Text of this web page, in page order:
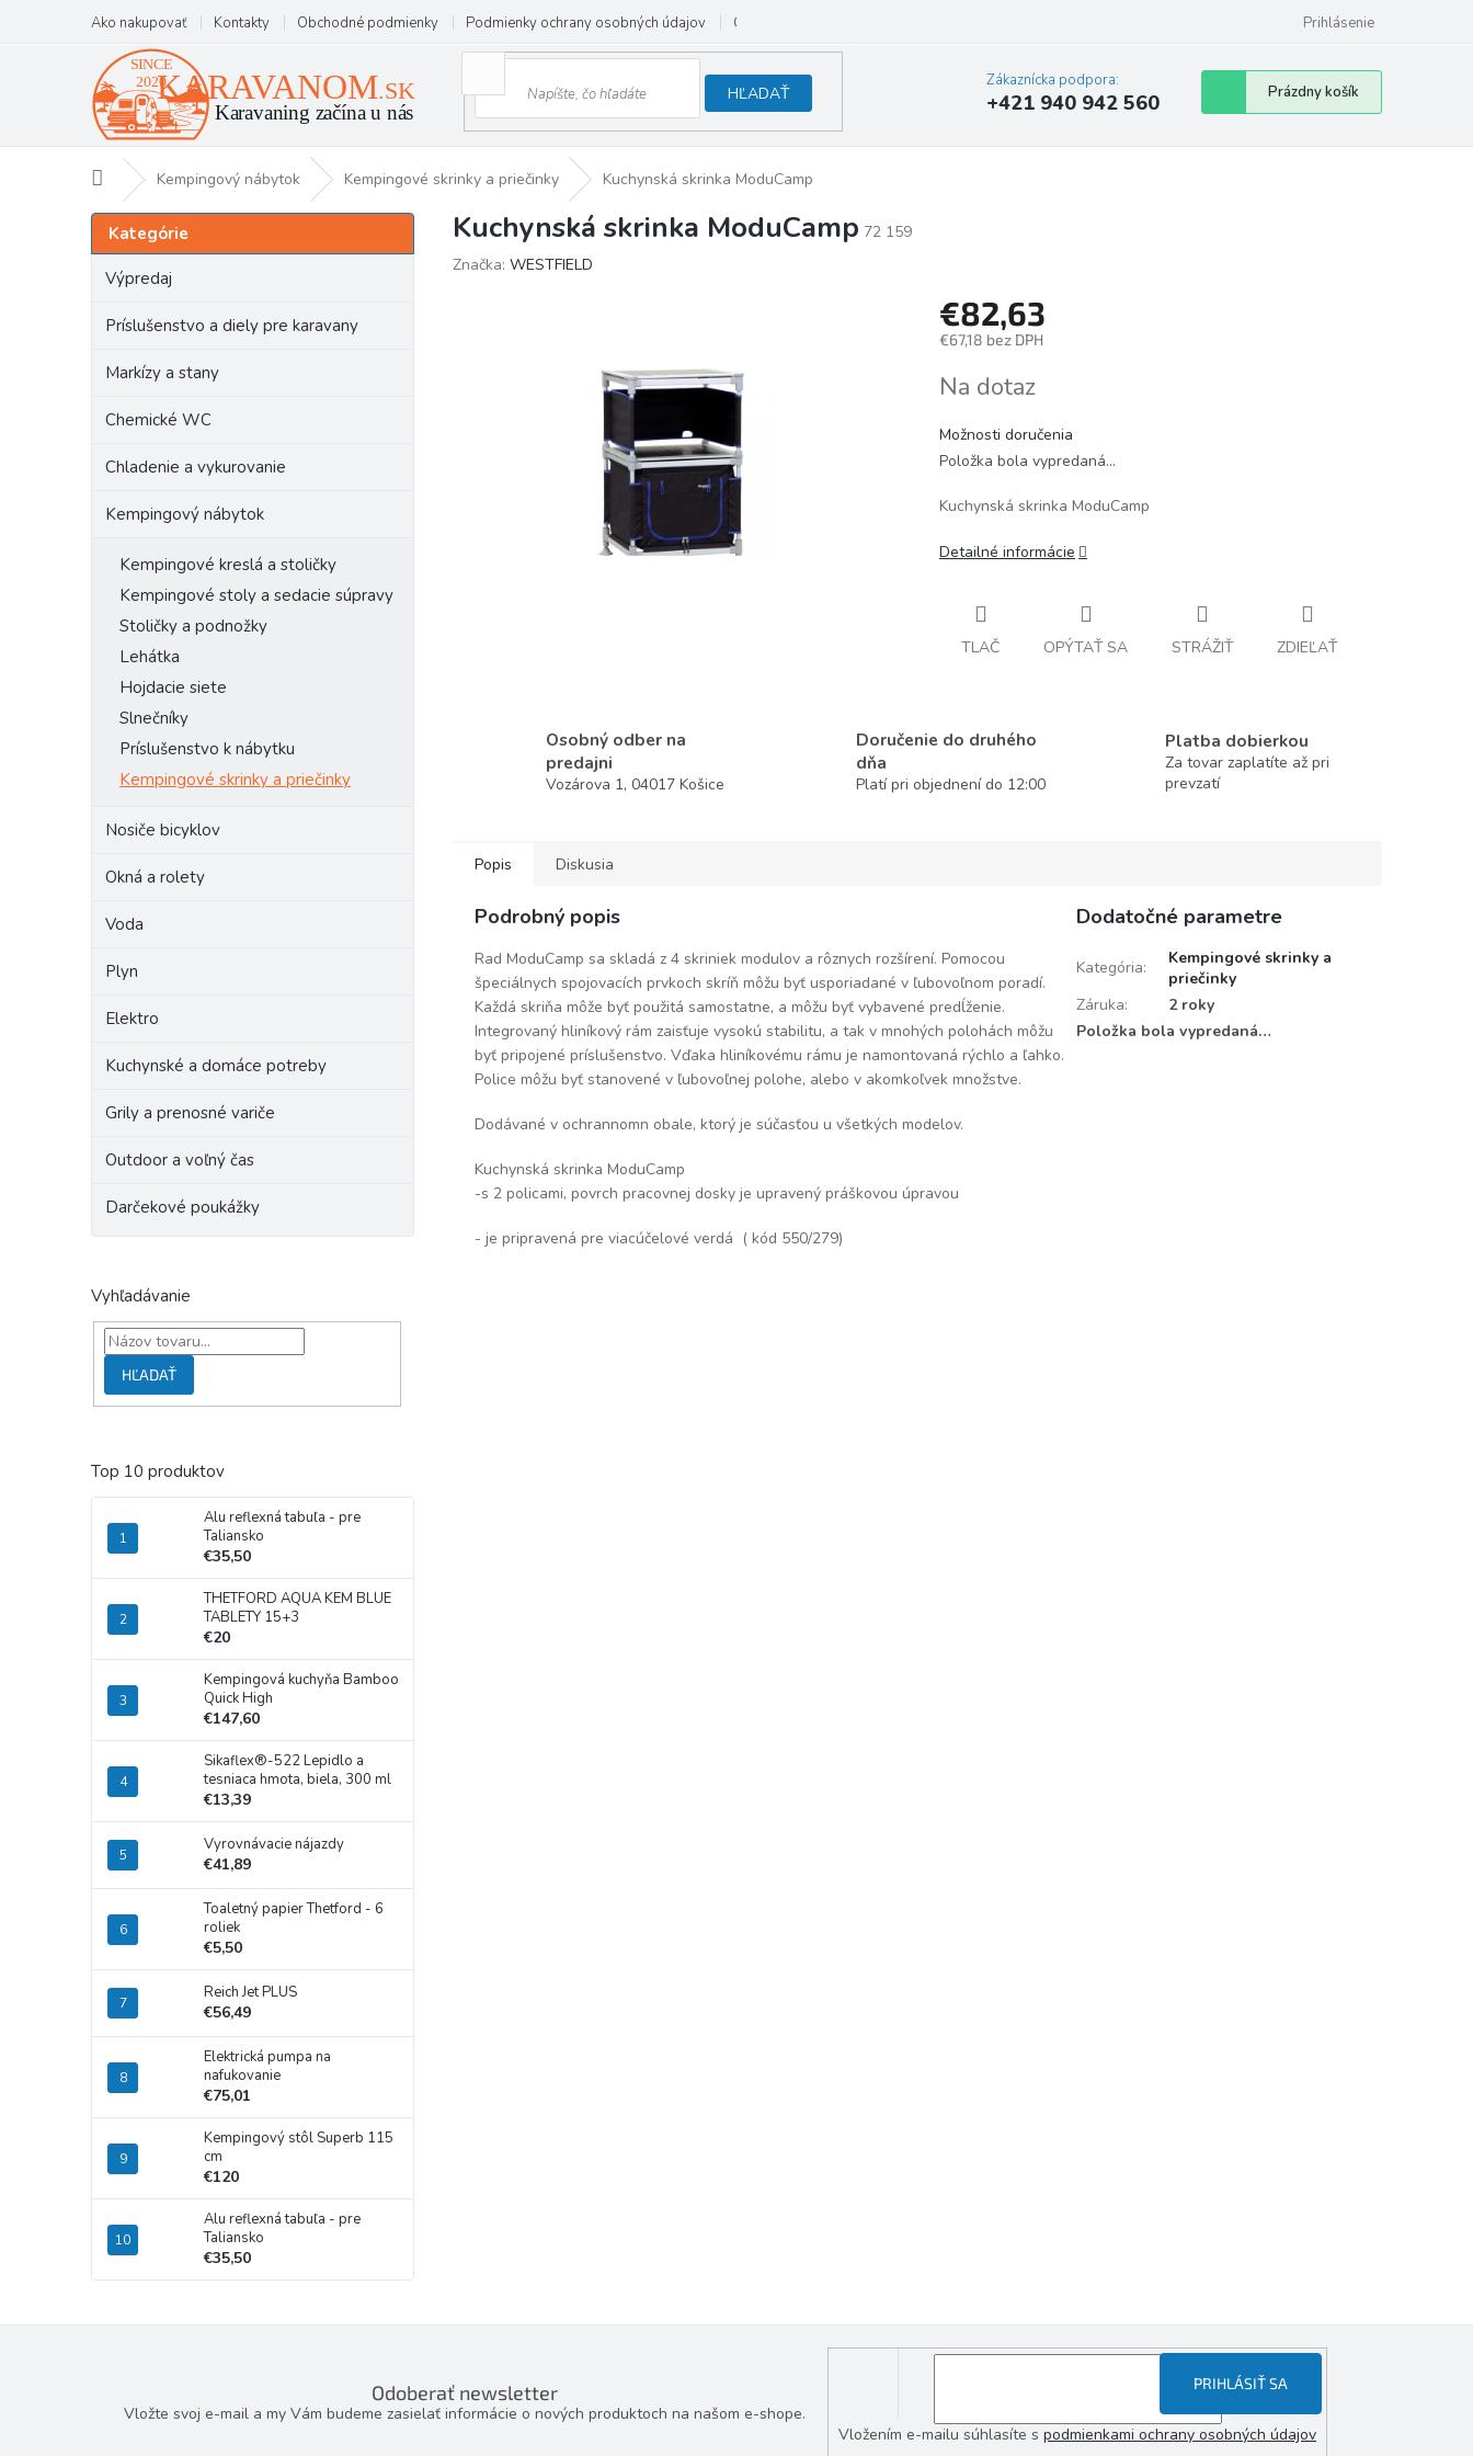
obsah
Ako nakupovať Kontakty Obchodné podmienky Podmienky ochrany osobných údajov Odstúpenie od zmluvy Prihlásenie
HĽADAŤ
Zákaznícka podpora:
+421 940 942 560
Nákupný
košík
Prázdny košík
DomovKempingový nábytok Kempingové skrinky a priečinky Kuchynská skrinka ModuCamp
B
o
Preskočiť
kategórie
Kategórie
Výpredaj
Príslušenstvo a diely pre karavany
Markízy a stany
Chemické WC
Chladenie a vykurovanie
Kempingový nábytok
Kempingové kreslá a stoličky
Kempingové stoly a sedacie súpravy
Stoličky a podnožky
Lehátka
Hojdacie siete
Slnečníky
Príslušenstvo k nábytku
Kempingové skrinky a priečinky
Nosiče bicyklov
Okná a rolety
Voda
Plyn
Elektro
Kuchynské a domáce potreby
Grily a prenosné variče
Outdoor a voľný čas
Darčekové poukážky
Vyhľadávanie
HĽADAŤ
Top 10 produktov
Alu reflexná tabuľa - pre
Taliansko
€35,50
THETFORD AQUA KEM BLUE
TABLETY 15+3
€20
Kempingová kuchyňa Bamboo
Quick High
€147,60
Sikaflex®-522 Lepidlo a
tesniaca hmota, biela, 300 ml
€13,39
Vyrovnávacie nájazdy
€41,89
Toaletný papier Thetford - 6
roliek
€5,50
Reich Jet PLUS
€56,49
Elektrická pumpa na
nafukovanie
€75,01
Kempingový stôl Superb 115
cm
€120
Alu reflexná tabuľa - pre
Taliansko
€35,50
Kuchynská skrinka ModuCamp 72 159
Značka: WESTFIELD
€82,63
€67,18 bez DPH
cena:
Na dotaz
Možnosti doručenia
Položka bola vypredaná…
Kuchynská skrinka ModuCamp
Detailné informácie
TLAČ OPÝTAŤ SA STRÁŽIŤ ZDIEĽAŤ
Osobný odber na
predajni
Vozárova 1, 04017 Košice
Doručenie do druhého
dňa
Platí pri objednení do 12:00
Platba dobierkou
Za tovar zaplatíte až pri
prevzatí
Popis Diskusia
Podrobný popis
Rad ModuCamp sa skladá z 4 skriniek modulov a rôznych rozšírení. Pomocou
špeciálnych spojovacích prvkoch skríň môžu byť usporiadané v ľubovoľnom poradí.
Každá skriňa môže byť použitá samostatne, a môžu byť vybavené predĺženie.
Integrovaný hliníkový rám zaisťuje vysokú stabilitu, a tak v mnohých polohách môžu
byť pripojené príslušenstvo. Vďaka hliníkovému rámu je namontovaná rýchlo a ľahko.
Police môžu byť stanovené v ľubovoľnej polohe, alebo v akomkoľvek množstve.
Dodávané v ochrannomn obale, ktorý je súčasťou u všetkých modelov.
Kuchynská skrinka ModuCamp
-s 2 policami, povrch pracovnej dosky je upravený práškovou úpravou
- je pripravená pre viacúčelové verdá ( kód 550/279)
Dodatočné parametre
Kategória:
Kempingové skrinky a
priečinky
Záruka:
2 roky
Položka bola vypredaná…
Odoberať newsletter
Vložte svoj e-mail a my Vám budeme zasielať informácie o nových produktoch na našom e-shope.
Vložením e-mailu súhlasíte s podmienkami ochrany osobných údajov
PRIHLÁSIŤ SA